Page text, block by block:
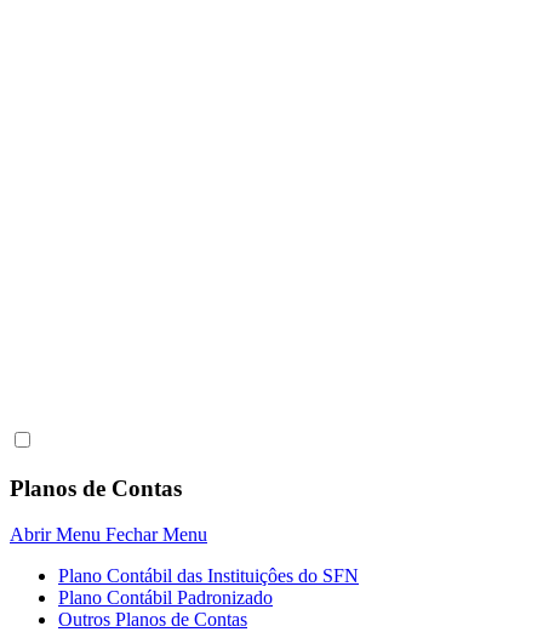
Planos de Contas
Abrir Menu Fechar Menu
Plano Contábil das Instituiçôes do SFN
Plano Contábil Padronizado
Outros Planos de Contas